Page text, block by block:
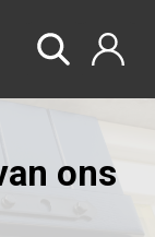
ons